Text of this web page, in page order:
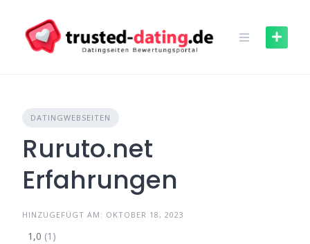
content
DATINGWEBSEITEN
Ruruto.net
Erfahrungen
HINZUGEFÜGT AM: OKTOBER 18, 2023
1,0 (1)